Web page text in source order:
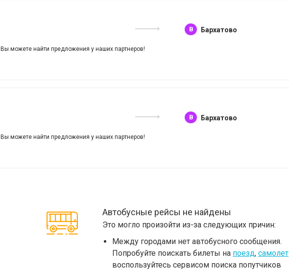
B Бархатово
Вы можете найти предложения у наших партнеров!
B Бархатово
Вы можете найти предложения у наших партнеров!
Автобусные рейсы не найдены
Это могло произойти из-за следующих причин:
Между городами нет автобусного сообщения.
Попробуйте поискать билеты на поезд, самолет
воспользуйтесь сервисом поиска попутчиков